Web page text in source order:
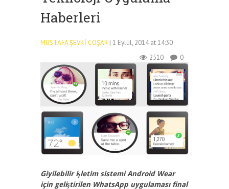
Haberleri
MUSTAFA ŞEVKI COŞAR | 1 Eylül, 2014 at 14:30
2510
0
Giyilebilir işletim sistemi Android Wear
için geliştirilen WhatsApp uygulaması final